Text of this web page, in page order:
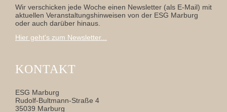
Wir verschicken jede Woche einen Newsletter (als E-Mail) mit
aktuellen Veranstaltungshinweisen von der ESG Marburg
oder auch darüber hinaus.
Hier geht's zum Newsletter...
KONTAKT
ESG Marburg
Rudolf-Bultmann-Straße 4
35039 Marburg